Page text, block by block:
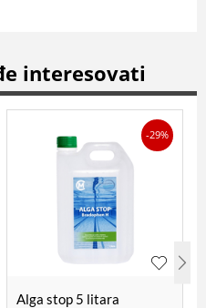
interesovati
-29%
Alga stop 5 litara